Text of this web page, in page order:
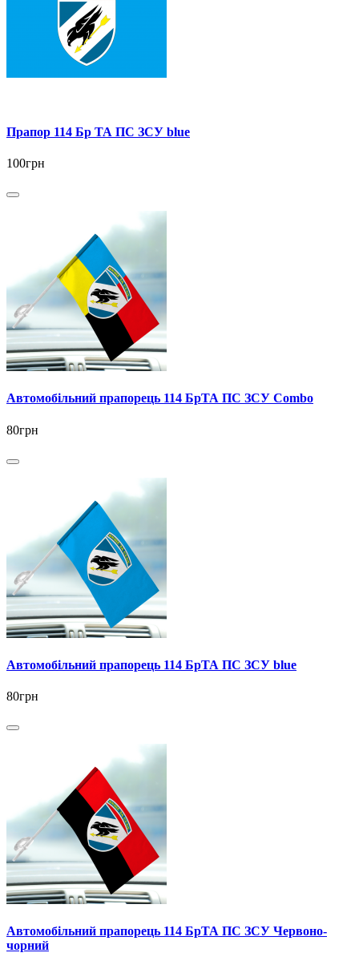
Прапор 114 Бр ТА ПС ЗСУ blue
100грн
Автомобільний прапорець 114 БрТА ПС ЗСУ Combo
80грн
Автомобільний прапорець 114 БрТА ПС ЗСУ blue
80грн
Автомобільний прапорець 114 БрТА ПС ЗСУ Червоно-
чорний